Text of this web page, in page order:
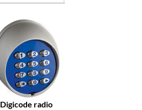
Digicode radio